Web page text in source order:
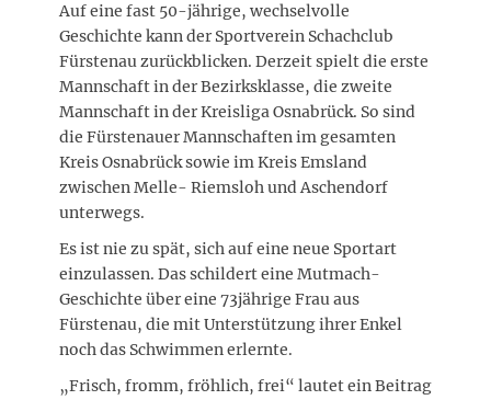
Auf eine fast 50-jährige, wechselvolle
Geschichte kann der Sportverein Schachclub
Fürstenau zurückblicken. Derzeit spielt die erste
Mannschaft in der Bezirksklasse, die zweite
Mannschaft in der Kreisliga Osnabrück. So sind
die Fürstenauer Mannschaften im gesamten
Kreis Osnabrück sowie im Kreis Emsland
zwischen Melle- Riemsloh und Aschendorf
unterwegs.
Es ist nie zu spät, sich auf eine neue Sportart
einzulassen. Das schildert eine Mutmach-
Geschichte über eine 73jährige Frau aus
Fürstenau, die mit Unterstützung ihrer Enkel
noch das Schwimmen erlernte.
„Frisch, fromm, fröhlich, frei“ lautet ein Beitrag